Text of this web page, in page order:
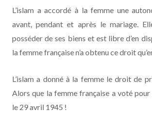
L’islam a accordé à la femme une
avant, pendant et après le mariage.
posséder de ses biens et est libre d’en
la femme française n’a obtenu ce droit
L’islam a donné à la femme le droit de
Alors que la femme française a voté
le 29 avril 1945 !